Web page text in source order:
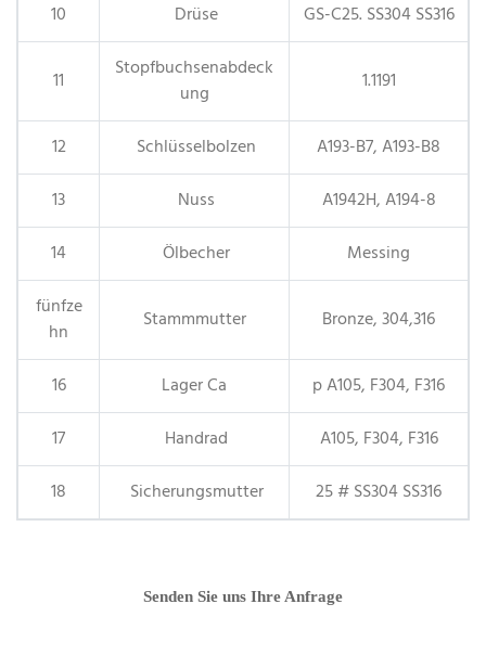
10
Drüse GS-C25. SS304 SS316
11
Stopfbuchsenabdeck
ung
1.1191
12 Schlüsselbolzen
A193-B7, A193-B8
13
Nuss
A1942H, A194-8
14
Ölbecher
Messing
fünfze
hn
Stammmutter Bronze, 304,316
16 Lager Ca
p A105, F304, F316
17
Handrad
A105, F304, F316
18
Sicherungsmutter 25 # SS304 SS316
Senden Sie uns Ihre Anfrage